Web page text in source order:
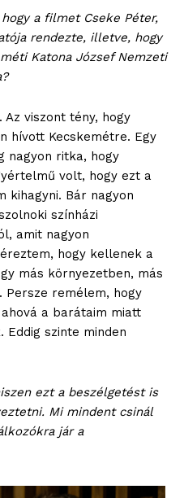
a filmet Cseke Péter,
rendezte, illetve, hogy
Katona József Nemzeti
viszont tény, hogy
hívott Kecskemétre. Egy
nagyon ritka, hogy
volt, hogy ezt a
kihagyni. Bár nagyon
színházi
amit nagyon
hogy kellenek a
más környezetben, más
Persze remélem, hogy
a barátaim miatt
Eddig szinte minden
ezt a beszélgetést is
Mi mindent csinál
jár a